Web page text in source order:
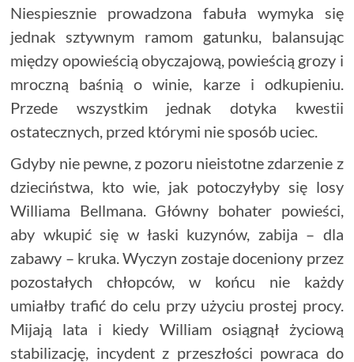
Niespiesznie prowadzona fabuła wymyka się
jednak sztywnym ramom gatunku, balansując
między opowieścią obyczajową, powieścią grozy i
mroczną baśnią o winie, karze i odkupieniu.
Przede wszystkim jednak dotyka kwestii
ostatecznych, przed którymi nie sposób uciec.
Gdyby nie pewne, z pozoru nieistotne zdarzenie z
dzieciństwa, kto wie, jak potoczyłyby się losy
Williama Bellmana. Główny bohater powieści,
aby wkupić się w łaski kuzynów, zabija – dla
zabawy – kruka. Wyczyn zostaje doceniony przez
pozostałych chłopców, w końcu nie każdy
umiałby trafić do celu przy użyciu prostej procy.
Mijają lata i kiedy William osiągnął życiową
stabilizację, incydent z przeszłości powraca do